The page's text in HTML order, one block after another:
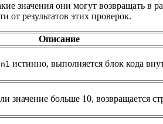
значения они могут возвращать
результатов этих проверок.
Описание
истинно, выполняется блок кода
значение больше 10, возвращается